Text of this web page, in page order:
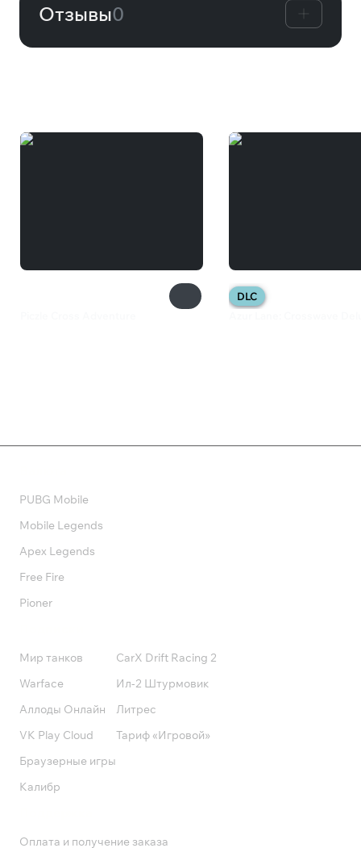
Отзывы0
DLC
PUBG Mobile
Mobile Legends
Apex Legends
Free Fire
Pioner
Мир танков
Warface
Аллоды Онлайн
VK Play Cloud
Браузерные игры
Калибр
CarX Drift Racing 2
Ил-2 Штурмовик
Литрес
Тариф «Игровой»
Оплата и получение заказа